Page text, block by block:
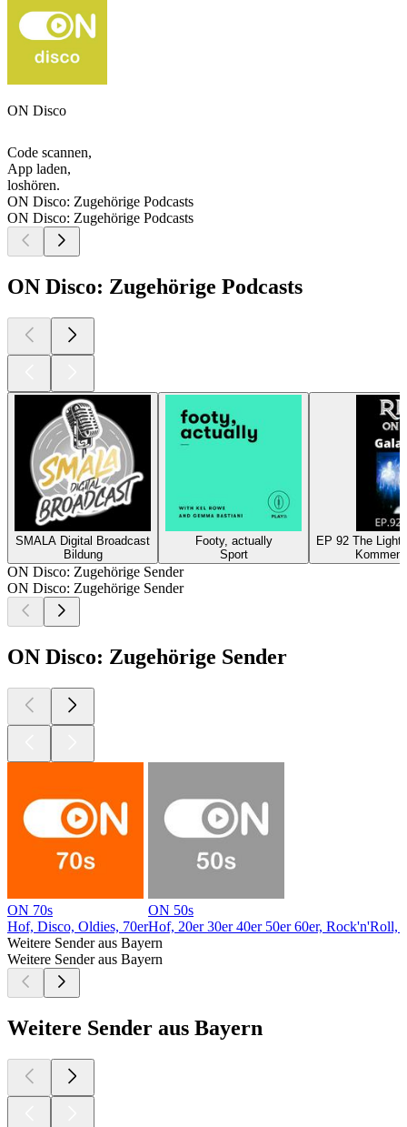
ON Disco
Code scannen,
App laden,
loshören.
ON Disco: Zugehörige Podcasts
ON Disco: Zugehörige Podcasts
ON Disco: Zugehörige Podcasts
SMALA Digital Broadcast
Bildung
Footy, actually
Sport
EP 92 The Light
ON Disco: Zugehörige Sender
ON Disco: Zugehörige Sender
ON Disco: Zugehörige Sender
ON 70s
Hof, Disco, Oldies, 70er
ON 50s
Hof, 20er 30er 40er 50er 60er, Rock'n'Roll,
Weitere Sender aus Bayern
Weitere Sender aus Bayern
Weitere Sender aus Bayern